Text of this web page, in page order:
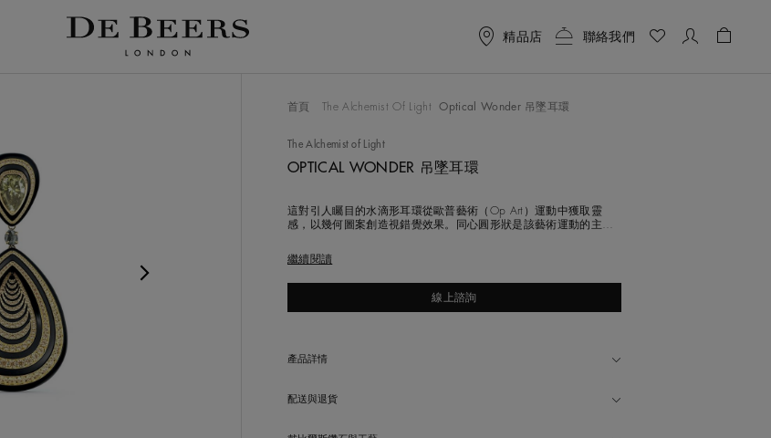
精品店 聯絡我們
的轮播。使用 Tab 按钮进行导航，或选择任何图像按钮来更改上面的主图像
Play
首頁 The Alchemist Of Light Optical Wonder 吊墜耳環
The Alchemist of Light
OPTICAL WONDER 吊墜耳環
這對引人矚目的水滴形耳環從歐普藝術（Op Art）運動中獲取靈
感，以幾何圖案創造視錯覺效果。同心圓形狀是該藝術運動的主要
金屬（一種輕巧而堅固的金屬）呈現。在耳際，一個倒置的水滴形
狀也鑲嵌著圓形明亮式切割黃鑽，包括一顆精緻的1.26克拉梨形切
繼續閱讀
線上諮詢
產品詳情
配送與退貨